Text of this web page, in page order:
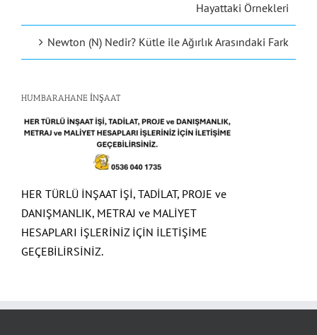
Hayattaki Örnekleri
Newton (N) Nedir? Kütle ile Ağırlık Arasındaki Fark
HUMBARAHANE İNŞAAT
HER TÜRLÜ İNŞAAT İŞİ, TADİLAT, PROJE ve
DANIŞMANLIK, METRAJ ve MALİYET
HESAPLARI İŞLERİNİZ İÇİN İLETİŞİME
GEÇEBİLİRSİNİZ.